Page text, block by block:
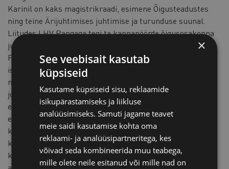
Karinil on kaks magistrikraadi, esimene Õigusteadustes
ning teine Ärijuhtimises juhtimise ja turunduse suunal.
Liitudes LHV Pangaga tegi ta kannapöörde õigusosakonna
juhi positsioonilt siseuadiitoriks.
Pea 3 aastat tagasi tekkis Karinil äriidee tulenevalt
isiklikust murest, mis on tänaseks arenenud ettevõtteks
nimega MOTIVEER. Oma 15-aastase tööalase karjääri
jooksul ei olnud ta kunagi täies mahus kasutanud endale
ettenähtud koolituste eelarvet. Miks? Kuna protsess leida
endale sobivaim koolituspartner on aeganõudev ja
keeruline - see võib võtta kuni nädal googeldamist ja
kirjavahetusi/ suhtlusi, leidmaks endale sobivaim
koolituspartner. Seega on nad loonud veebiplatformi, mis
×
See veebisait kasutab
küpsiseid
Kasutame küpsiseid sisu, reklaamide
isikupärastamiseks ja liikluse
analüüsimiseks. Samuti jagame teavet
meie saidi kasutamise kohta oma
reklaami- ja analüüsipartneritega, kes
võivad seda kombineerida muu teabega,
mille olete neile esitanud või mille nad on